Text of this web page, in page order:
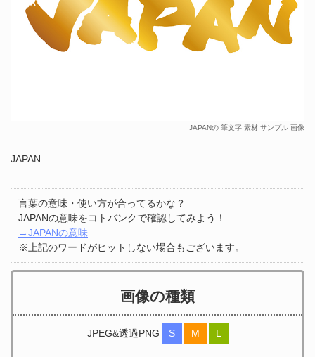
JAPANの 筆文字 素材 サンプル 画像
JAPAN
言葉の意味・使い方が合ってるかな？
JAPANの意味をコトバンクで確認してみよう！
→JAPANの意味
※上記のワードがヒットしない場合もございます。
画像の種類
JPEG&透過PNG S M L